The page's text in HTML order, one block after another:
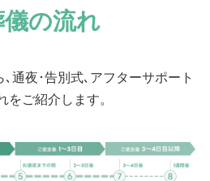
の流れ
通夜･告別式､アフターサポート
をご紹介します。